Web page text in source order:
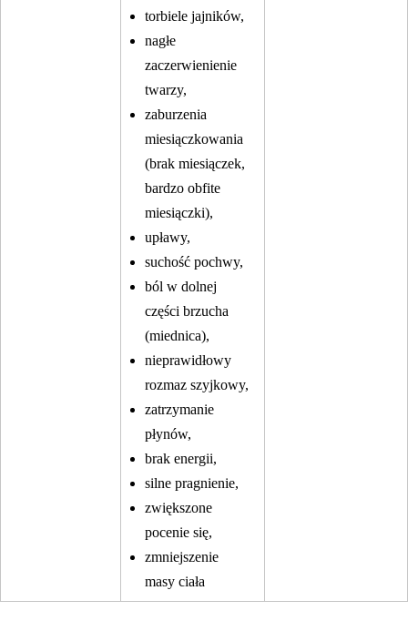
torbiele jajników,
nagłe
zaczerwienienie
twarzy,
zaburzenia
miesiączkowania
(brak miesiączek,
bardzo obfite
miesiączki),
upławy,
suchość pochwy,
ból w dolnej
części brzucha
(miednica),
nieprawidłowy
rozmaz szyjkowy,
zatrzymanie
płynów,
brak energii,
silne pragnienie,
zwiększone
pocenie się,
zmniejszenie
masy ciała